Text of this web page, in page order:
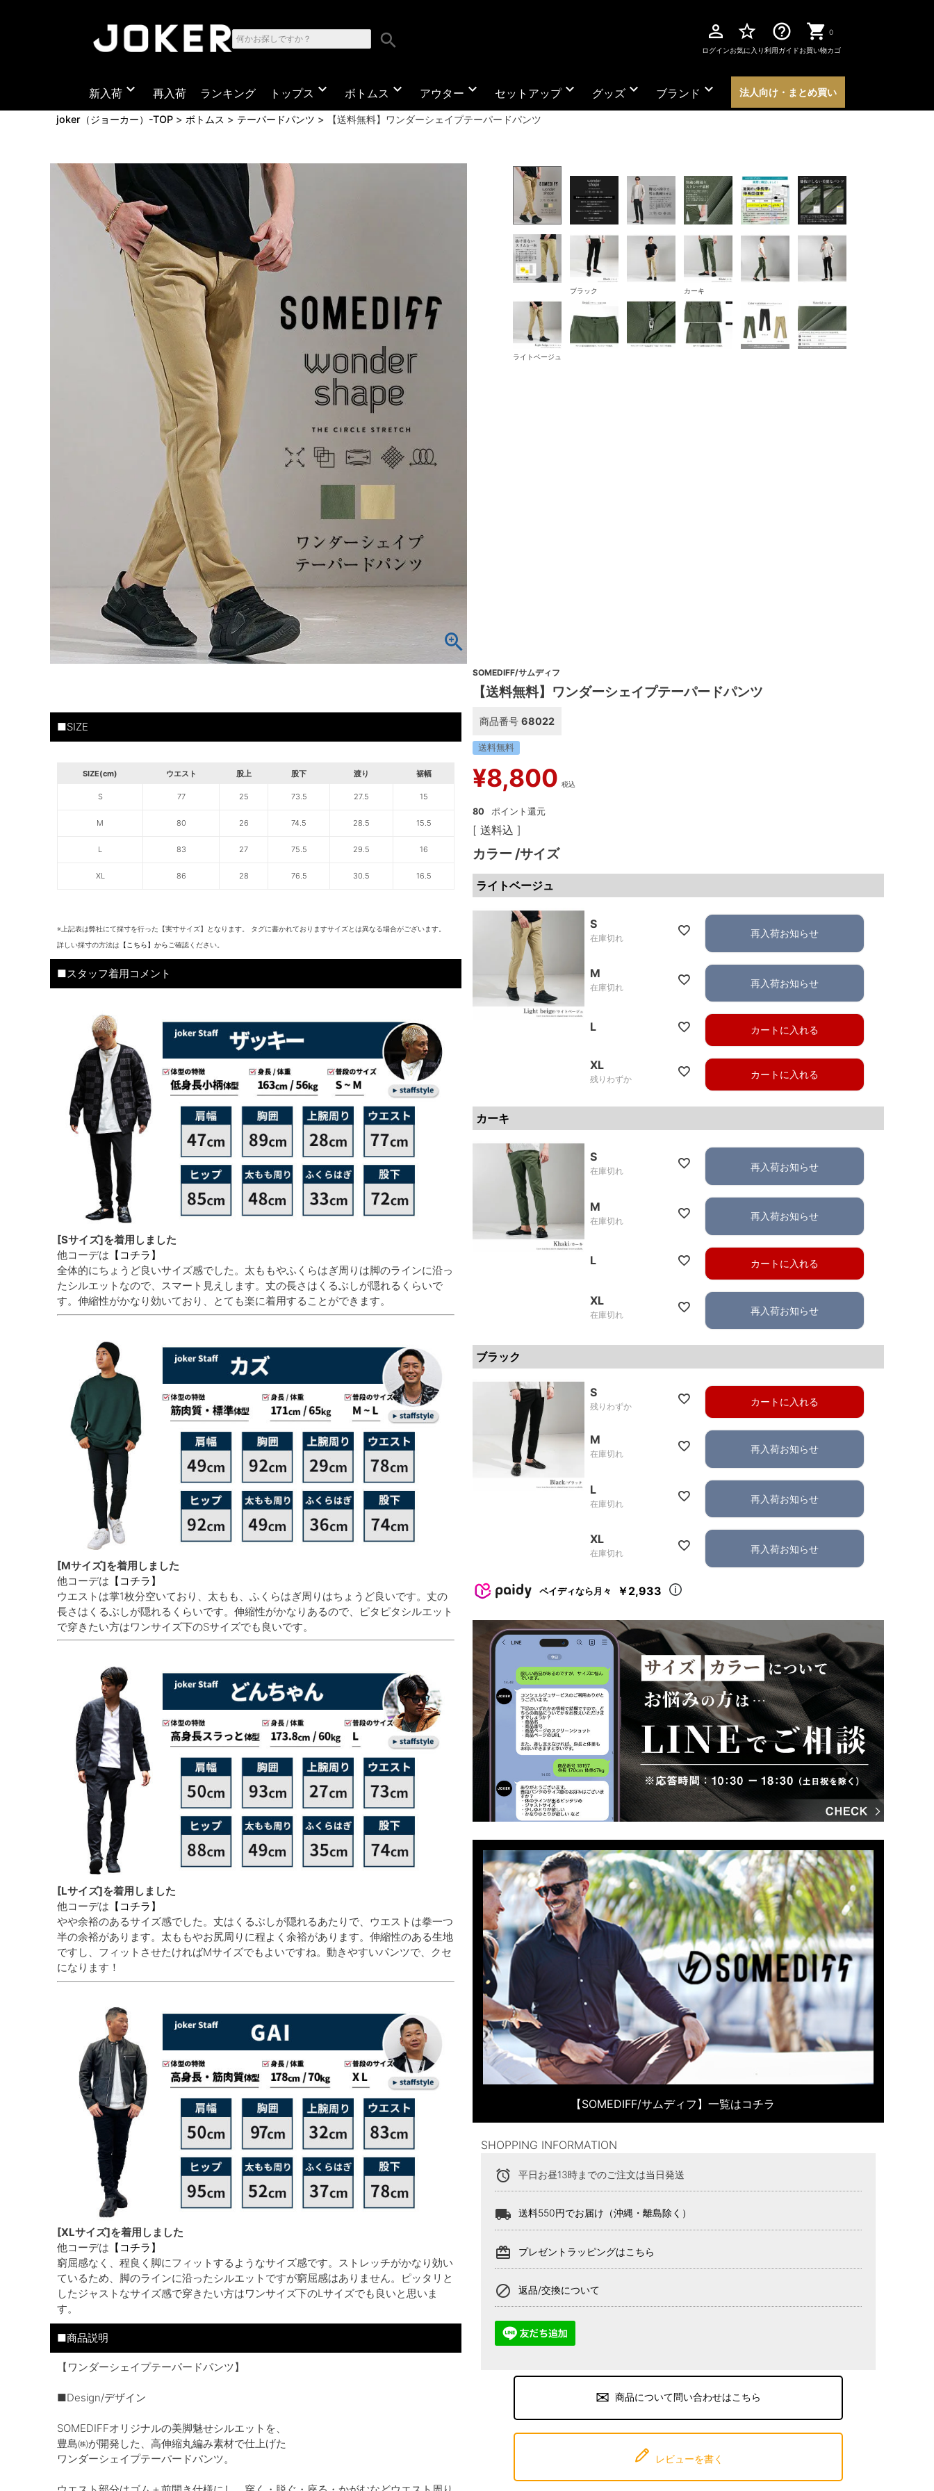
search perm_identity
ログイン
star_border
お気に入り
help_outline
利用ガイド
0
お買い物カゴ
新入荷 expand_more 再入荷 ランキング トップス expand_more ボトムス expand_more アウター expand_more セットアップexpand_more グッズ expand_more ブランド expand_more 法人向け・まとめ買い
joker（ジョーカー）-TOP ボトムス テーパードパンツ 【送料無料】ワンダーシェイプテーパードパンツ
ブラック カーキ
ライトベージュ
■SIZE
SIZE(cm) ウエスト 股上 股下 渡り 裾幅
S 77 25 73.5 27.5 15
M 80 26 74.5 28.5 15.5
L 83 27 75.5 29.5 16
XL 86 28 76.5 30.5 16.5
※上記表は弊社にて採寸を行った【実寸サイズ】となります。 タグに書かれておりますサイズとは異なる場合がございます。
詳しい採寸の方法は 【こちら】から ご確認ください。
■スタッフ着用コメント
[Sサイズ]を着用しました
他コーデは 【コチラ】
全体的にちょうど良いサイズ感でした。太ももやふくらはぎ周りは脚のラインに沿っ
たシルエットなので、スマート見えします。丈の長さはくるぶしが隠れるくらいで
す。伸縮性がかなり効いており、とても楽に着用することができます。
[Mサイズ]を着用しました
他コーデは 【コチラ】
ウエストは掌1枚分空いており、太もも、ふくらはぎ周りはちょうど良いです。丈の
長さはくるぶしが隠れるくらいです。伸縮性がかなりあるので、ピタピタシルエット
で穿きたい方はワンサイズ下のSサイズでも良いです。
[Lサイズ]を着用しました
他コーデは 【コチラ】
やや余裕のあるサイズ感でした。丈はくるぶしが隠れるあたりで、ウエストは拳一つ
半の余裕があります。太ももやお尻周りに程よく余裕があります。伸縮性のある生地
ですし、フィットさせたければMサイズでもよいですね。動きやすいパンツで、クセ
になります！
[XLサイズ]を着用しました
他コーデは 【コチラ】
窮屈感なく、程良く脚にフィットするようなサイズ感です。ストレッチがかなり効い
ているため、脚のラインに沿ったシルエットですが窮屈感はありません。ピッタリと
したジャストなサイズ感で穿きたい方はワンサイズ下のLサイズでも良いと思いま
す。
■商品説明
【ワンダーシェイプテーパードパンツ】
■Design/デザイン
SOMEDIFFオリジナルの美脚魅せシルエットを、
豊島㈱が開発した、高伸縮丸編み素材で仕上げた
ワンダーシェイプテーパードパンツ。
SOMEDIFF/サムディフ
【送料無料】ワンダーシェイプテーパードパンツ
商品番号 68022
送料無料
¥8,800 税込
80
送料込
カラー サイズ
ライトベージュ
S
在庫切れ 再入荷お知らせ
M
在庫切れ 再入荷お知らせ
L カートに入れる
XL
残りわずか カートに入れる
カーキ
S
在庫切れ 再入荷お知らせ
M
在庫切れ 再入荷お知らせ
L カートに入れる
XL
在庫切れ 再入荷お知らせ
ブラック
S
残りわずか カートに入れる
M
在庫切れ 再入荷お知らせ
L
在庫切れ 再入荷お知らせ
XL
在庫切れ 再入荷お知らせ
ペイディなら月々 ￥2,933
【SOMEDIFF/サムディフ】一覧はコチラ
SHOPPING INFORMATION
alarm 平日お昼13時までのご注文は当日発送
local_shipping 送料550円でお届け（沖縄・離島除く）
card_giftcard プレゼントラッピングはこちら
block 返品/交換について
商品について問い合わせはこちら
レビューを書く